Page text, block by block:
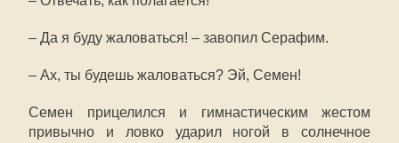
– Да я буду жаловаться! – завопил Серафим.
– Ах, ты будешь жаловаться? Эй, Семен!
Семен прицелился и гимнастическим жестом
привычно и ловко ударил ногой в солнечное